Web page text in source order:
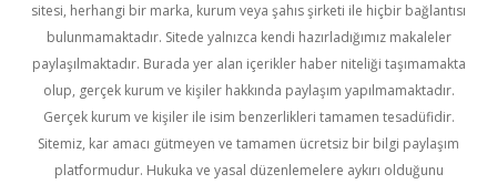
sitesi, herhangi bir marka, kurum veya şahıs şirketi ile hiçbir bağlantısı
bulunmamaktadır. Sitede yalnızca kendi hazırladığımız makaleler
paylaşılmaktadır. Burada yer alan içerikler haber niteliği taşımamakta
olup, gerçek kurum ve kişiler hakkında paylaşım yapılmamaktadır.
Gerçek kurum ve kişiler ile isim benzerlikleri tamamen tesadüfidir.
Sitemiz, kar amacı gütmeyen ve tamamen ücretsiz bir bilgi paylaşım
platformudur. Hukuka ve yasal düzenlemelere aykırı olduğunu